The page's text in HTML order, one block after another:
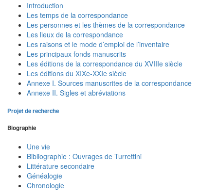
Introduction
Les temps de la correspondance
Les personnes et les thèmes de la correspondance
Les lieux de la correspondance
Les raisons et le mode d’emploi de l’inventaire
Les principaux fonds manuscrits
Les éditions de la correspondance du XVIIIe siècle
Les éditions du XIXe-XXIe siècle
Annexe I. Sources manuscrites de la correspondance
Annexe II. Sigles et abréviations
Projet de recherche
Biographie
Une vie
Bibliographie : Ouvrages de Turrettini
Littérature secondaire
Généalogie
Chronologie